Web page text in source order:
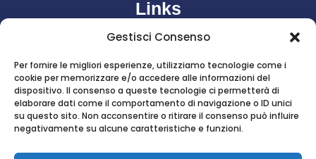
Gestisci Consenso
Per fornire le migliori esperienze, utilizziamo tecnologie come i
cookie per memorizzare e/o accedere alle informazioni del
dispositivo. Il consenso a queste tecnologie ci permetterà di
elaborare dati come il comportamento di navigazione o ID unici
su questo sito. Non acconsentire o ritirare il consenso può influire
negativamente su alcune caratteristiche e funzioni.
Links
Home
Azienda
I Nostri Brand
Contatti
Shop